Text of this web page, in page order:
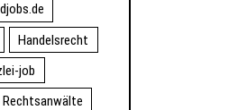
Handelsrecht
job
Rechtsanwälte